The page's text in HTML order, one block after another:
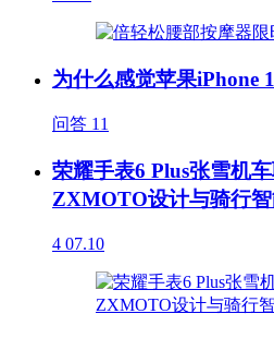
为什么感觉苹果iPhone
问答 11
荣耀手表6 Plus张雪机
ZXMOTO设计与骑行
4 07.10